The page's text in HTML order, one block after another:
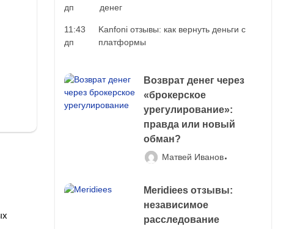
дп
денег
11:43
дп
Kanfoni отзывы: как вернуть деньги с
платформы
Возврат денег через
«брокерское
урегулирование»:
правда или новый
обман?
Матвей Иванов
Meridiees отзывы:
независимое
расследование